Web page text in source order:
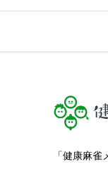
「健康麻